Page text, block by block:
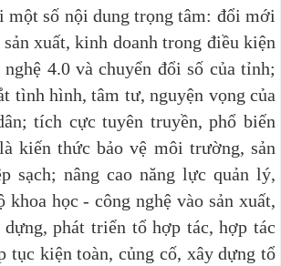
một số nội dung trọng tâm: đổi mới
xuất, kinh doanh trong điều kiện
nghệ 4.0 và chuyển đổi số của tỉnh;
tình hình, tâm tư, nguyện vọng của
tích cực tuyên truyền, phổ biến
kiến thức bảo vệ môi trường, sản
sạch; nâng cao năng lực quản lý,
khoa học - công nghệ vào sản xuất,
phát triển tổ hợp tác, hợp tác
tục kiện toàn, củng cố, xây dựng tổ